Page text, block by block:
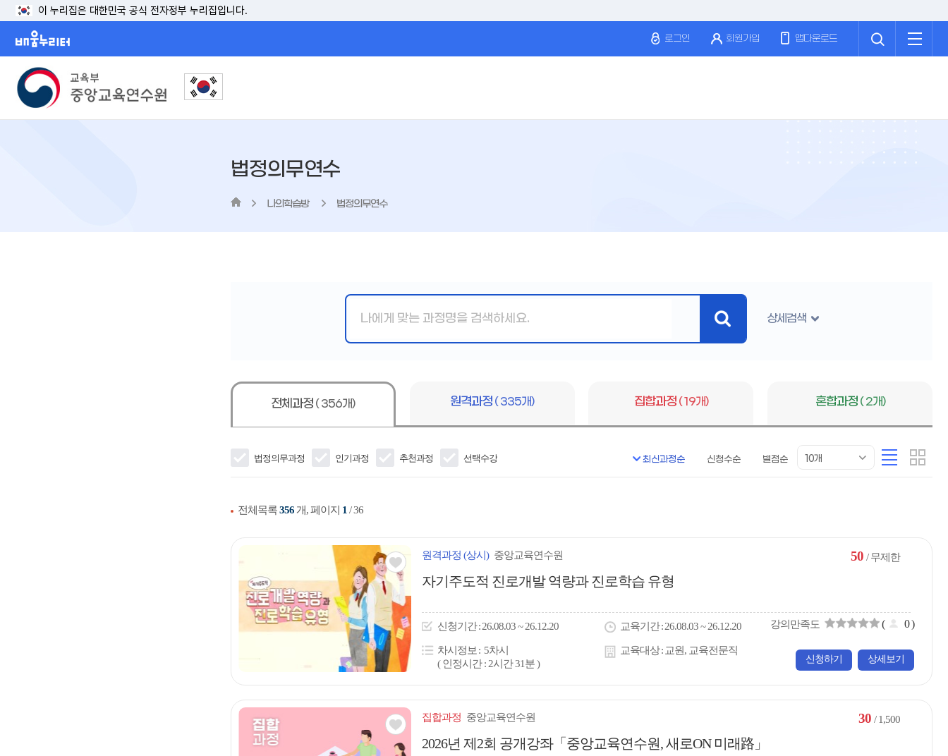
이 누리집은 대한민국 공식 전자정부 누리집입니다.
로그인 회원가입 앱다운로드
뉴
법정의무연수
나의학습방 법정의무연수
심
력
검
상세검색
전체과정 ( 356개) 원격과정 ( 335개) 집합과정 ( 19개) 혼합과정 ( 2개)
법정의무과정 인기과정 추천과정 선택수강 최신과정순 신청수순 별점순
목
10개
리
스
카
드
전체목록356 개, 페이지 1/ 36
원격과정 (상시) 중앙교육연수원
관심
아
이
콘
자기주도적 진로개발 역량과 진로학습 유형
신청기간 26.08.03 ~ 26.12.20 교육기간 26.08.03 ~ 26.12.20
차시정보
5차시
( 인정시간 : 2시간 31분 )
교육대상 교원, 교육전문직
강의만족도 ( 0)
50 / 무제한
신청하기 상세보기
집합과정 중앙교육연수원
관심
2026년 제2회 공개강좌「중앙교육연수원, 새로ON 미래路」
30 / 1,500